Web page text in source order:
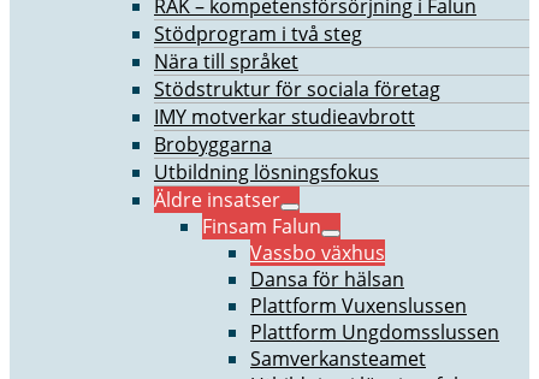
RAK – kompetensförsörjning i Falun
Stödprogram i två steg
Nära till språket
Stödstruktur för sociala företag
IMY motverkar studieavbrott
Brobyggarna
Utbildning lösningsfokus
Äldre insatser
Finsam Falun
Vassbo växhus
Dansa för hälsan
Plattform Vuxenslussen
Plattform Ungdomsslussen
Samverkansteamet